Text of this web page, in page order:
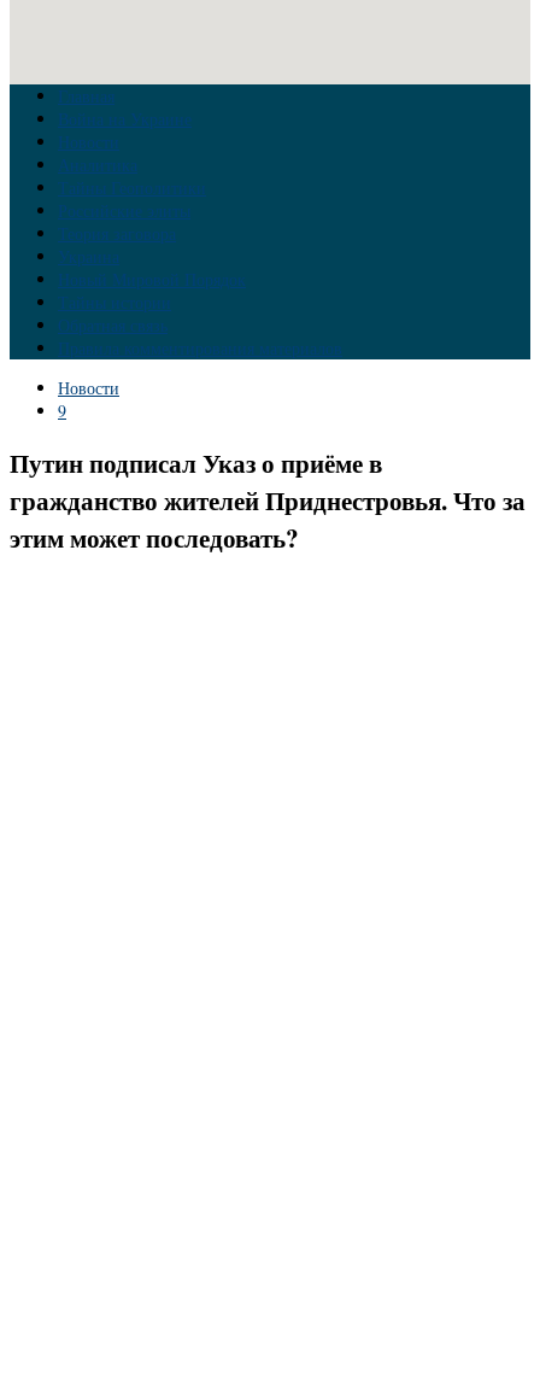
Главная
Война на Украине
Новости
Аналитика
Тайны Геополитики
Российские элиты
Теория заговора
Украина
Новый Мировой Порядок
Тайны истории
Обратная связь
Правила комментирования материалов
Новости
9
Путин подписал Указ о приёме в
гражданство жителей Приднестровья. Что за
этим может последовать?